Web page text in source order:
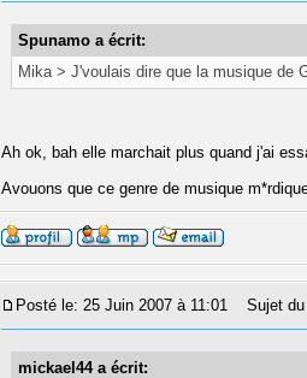
Spunamo a écrit:
Mika > J'voulais dire que la musique de
Ah ok, bah elle marchait plus quand j'ai
Avouons que ce genre de musique
Posté le: 25 Juin 2007 à 11:01 Sujet du
mickael44 a écrit: